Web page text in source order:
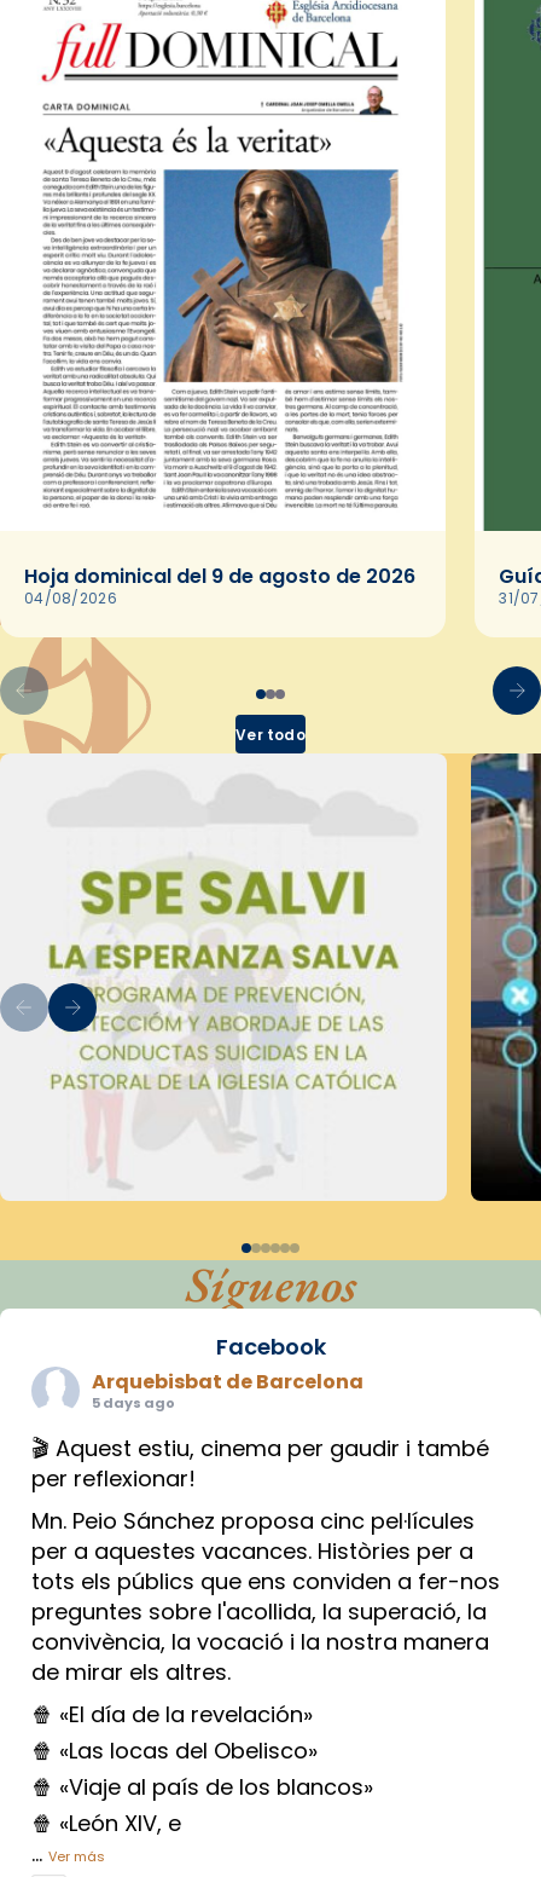
Hoja dominical del 9 de agosto de 2026
04/08/2026 31/
Ver todo
Síguenos
Facebook
Arquebisbat de Barcelona
5 days ago
🎬 Aquest estiu, cinema per gaudir i també
per reflexionar!
Mn. Peio Sánchez proposa cinc pel·lícules
per a aquestes vacances. Històries per a
tots els públics que ens conviden a fer-nos
preguntes sobre l'acollida, la superació, la
convivència, la vocació i la nostra manera
de mirar els altres.
🍿 «El día de la revelación»
🍿 «Las locas del Obelisco»
🍿 «Viaje al país de los blancos»
🍿 «León XIV, e
... Ver más